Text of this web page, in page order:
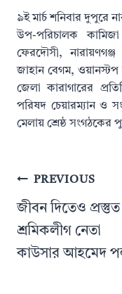
৯ই মার্চ শনিবার দুপুরে
উপ-পরিচালক কামিজা
ফেরদৌসী,
জাহান বেগম, ওয়ানস্টপ
জেলা কারাগারের
পরিষদ চেয়ারম্যান ও
মেলায় শ্রেষ্ঠ সংগঠকের
PostPREVIOUS
জীবন দিতেও প্রস্তুত
শ্রমিকলীগ নেতা
কাউসার আহমেদ